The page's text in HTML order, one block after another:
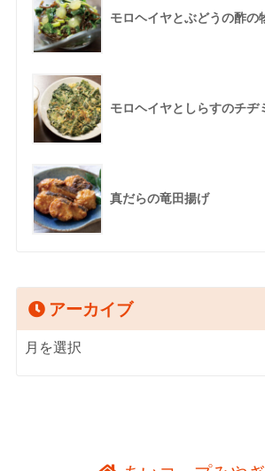
モロヘイヤとぶどうの酢の
モロヘイヤとしらすのチヂ
真だらの竜田揚げ
アーカイブ